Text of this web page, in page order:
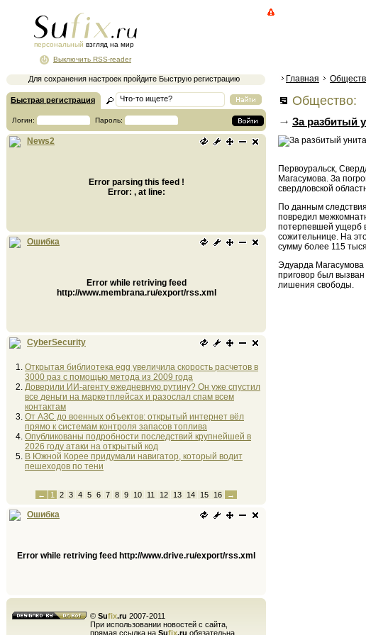
персональный взгляд на мир
Для сохранения настроек пройдите Быструю регистрацию
Выключить RSS-reader
Быстрая регистрация
Логин: Пароль:
News2
Error parsing this feed !
Error: , at line:
Ошибка
Error while retriving feed
http://www.membrana.ru/export/rss.xml
CyberSecurity
Открытая библиотека egg увеличила скорость расчетов в
3000 раз с помощью метода из 2009 года
Доверили ИИ-агенту ежедневную рутину? Он уже спустил
все деньги на маркетплейсах и разослал спам всем
контактам
От АЗС до военных объектов: открытый интернет вёл
прямо к системам контроля запасов топлива
Опубликованы подробности последствий крупнейшей в
2026 году атаки на открытый код
В Южной Корее придумали навигатор, который водит
пешеходов по тени
← 1 2 3 4 5 6 7 8 9 10 11 12 13 14 15 16 →
Ошибка
Error while retriving feed http://www.drive.ru/export/rss.xml
© Sufix.ru 2007-2011
При использовании новостей с сайта,
прямая ссылка на Sufix.ru обязательна
Главная
Общество:
За разбитый
Первоуральск,
Магасумова. За
свердловской
По данным
повредил
потерпевшей ущерб
сожительнице. На
сумму более 115
Эдуарда Магасумова
приговор был
лишения свободы.